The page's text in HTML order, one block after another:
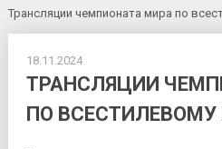
Трансляции чемпионата мира по
18.11.2024
ТРАНСЛЯЦИИ
ПО ВСЕСТИЛЕВОМУ